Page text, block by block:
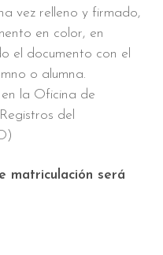
vez relleno y firmado,
en color, en
el documento con el
o alumna.
la Oficina de
del
matriculación será